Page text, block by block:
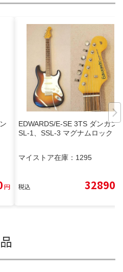
円
EDWARDS/E-SE 3TS ダンカンS
SL-1、SSL-3 マグナムロック
マイストア在庫： 1295
税込 32890